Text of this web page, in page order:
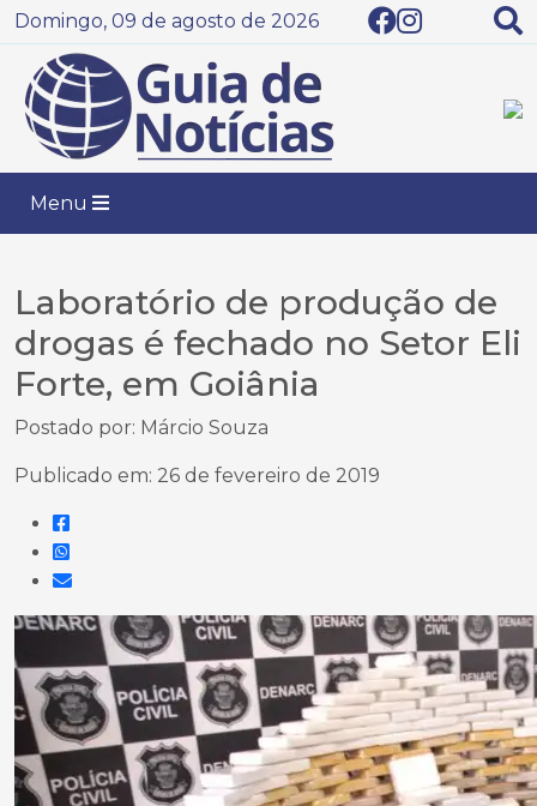
Domingo, 09 de agosto de 2026
Menu
Laboratório de produção de
drogas é fechado no Setor Eli
Forte, em Goiânia
Postado por: Márcio Souza
Publicado em: 26 de fevereiro de 2019